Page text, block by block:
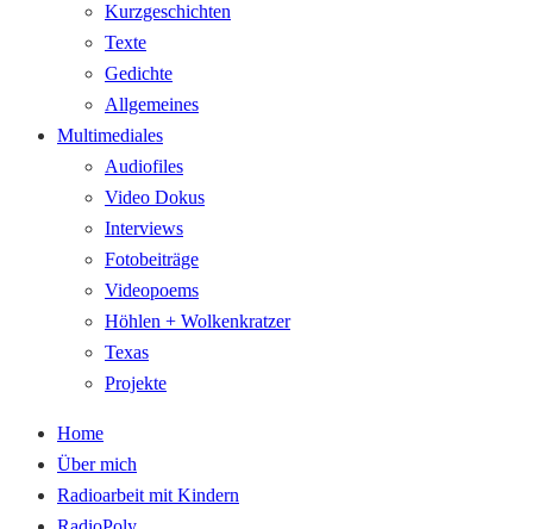
Kurzgeschichten
Texte
Gedichte
Allgemeines
Multimediales
Audiofiles
Video Dokus
Interviews
Fotobeiträge
Videopoems
Höhlen + Wolkenkratzer
Texas
Projekte
Home
Über mich
Radioarbeit mit Kindern